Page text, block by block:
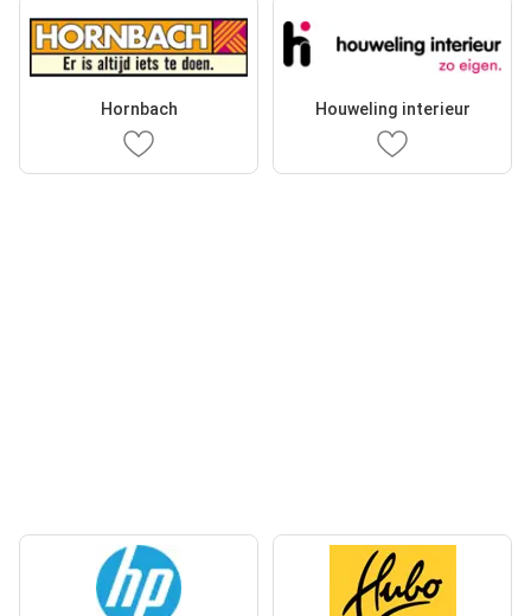
Hornbach Houweling interieur